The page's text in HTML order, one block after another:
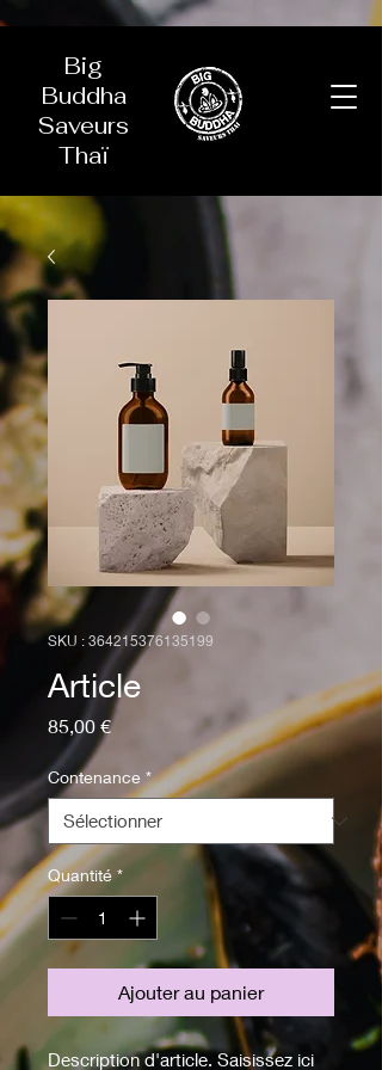
Big
Buddha
Saveurs
Thaï
SKU : 364215376135199
Article
85,00 €Prix
Contenance *
Quantité *
Ajouter au panier
Description d'article. Saisissez ici